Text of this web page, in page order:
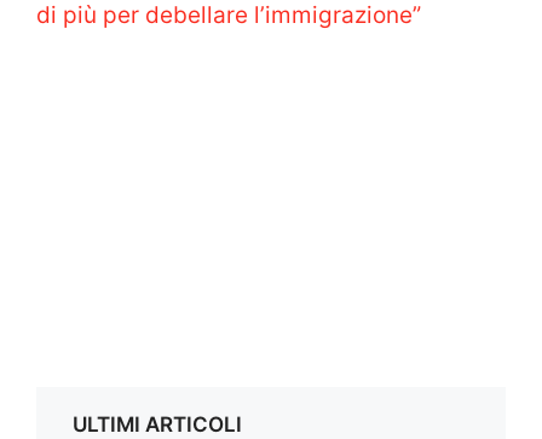
di più per debellare l’immigrazione”
ULTIMI ARTICOLI